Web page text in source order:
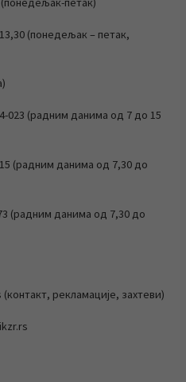
(понедељак – петак,
023 (радним данима од 7 до 15
(радним данима од 7,30 до
(радним данима од 7,30 до
рекламације, захтеви)